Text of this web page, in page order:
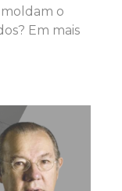
o
Em mais